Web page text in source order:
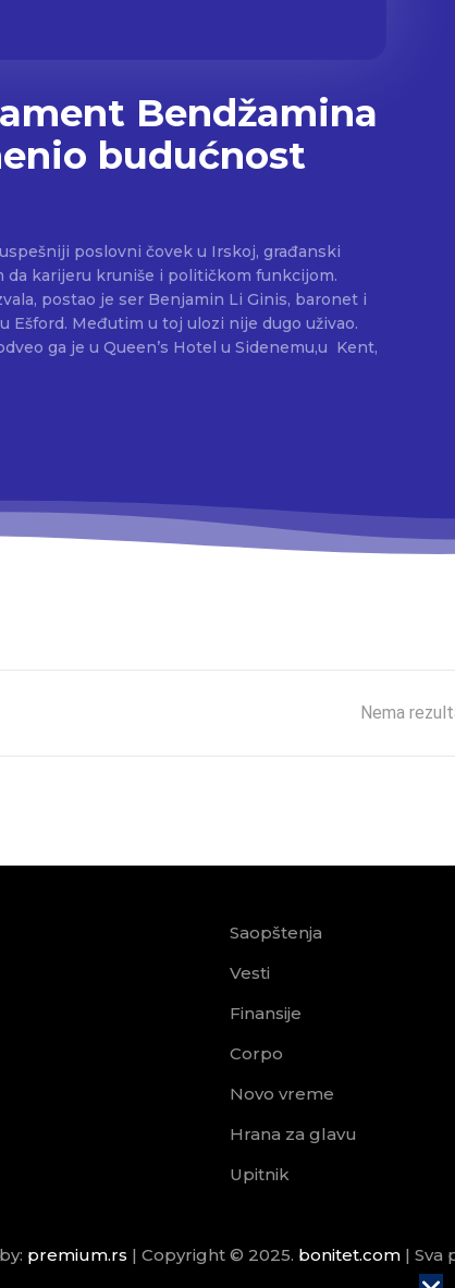
Bendžamina
budućnost
poslovni čovek u Irskoj, građanski
karijeru kruniše i političkom funkcijom.
postao je ser Benjamin Li Ginis, baronet i
dugo uživao.
ga je u Queen’s Hotel u Sidenemu,u Kent,
Nema
Saopštenja
Vesti
Finansije
Corpo
Novo vreme
Hrana za glavu
Upitnik
premium.rs | Copyright © 2025. bonitet.com | Sva